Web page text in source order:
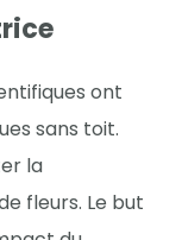
ont
sans toit.
la
fleurs. Le but